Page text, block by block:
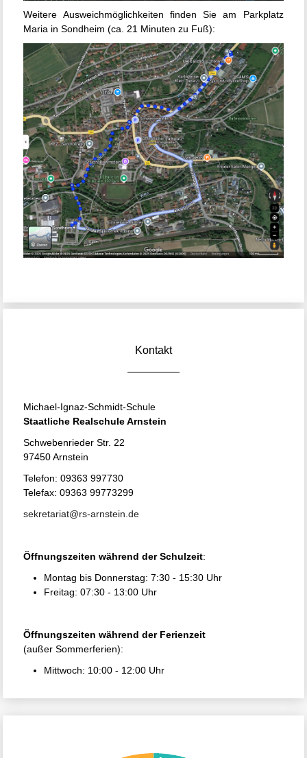
Weitere Ausweichmöglichkeiten finden Sie am Parkplatz
Maria in Sondheim (ca. 21 Minuten zu Fuß):
Kontakt
Michael-Ignaz-Schmidt-Schule
Staatliche Realschule Arnstein
Schwebenrieder Str. 22
97450 Arnstein
Telefon: 09363 997730
Telefax: 09363 99773299
sekretariat@rs-arnstein.de
Öffnungszeiten während der Schulzeit:
Montag bis Donnerstag: 7:30 - 15:30 Uhr
Freitag: 07:30 - 13:00 Uhr
Öffnungszeiten während der Ferienzeit
(außer Sommerferien):
Mittwoch: 10:00 - 12:00 Uhr